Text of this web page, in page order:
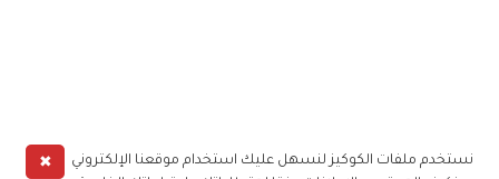
✖
نستخدم ملفات الكوكيز لنسهل عليك استخدام موقعنا الإلكتروني